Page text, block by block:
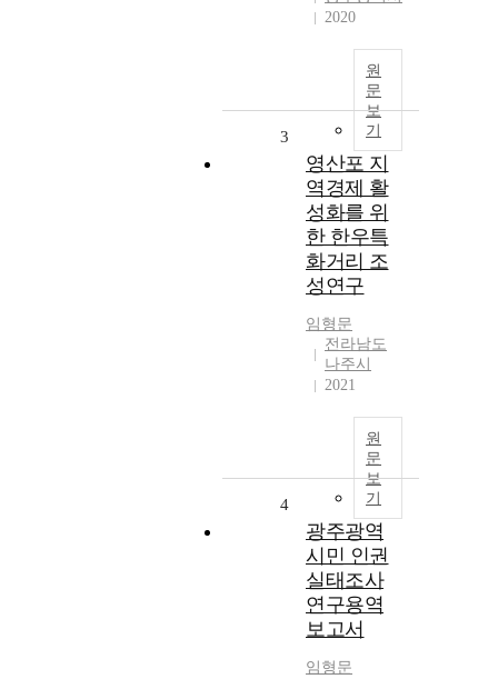
2020
원
문
보
기
3
영산포 지
역경제 활
성화를 위
한 한우특
화거리 조
성연구
임형문
전라남도
나주시
2021
원
문
보
기
4
광주광역
시민 인권
실태조사
연구용역
보고서
임형문